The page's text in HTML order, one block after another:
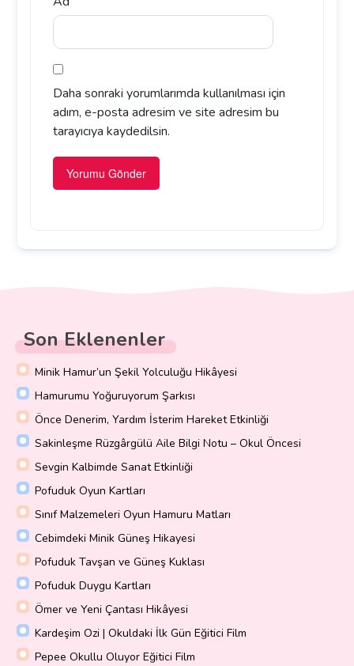
Daha sonraki yorumlarımda kullanılması için
adım, e-posta adresim ve site adresim bu
tarayıcıya kaydedilsin.
Son Eklenenler
Minik Hamur’un Şekil Yolculuğu Hikâyesi
Hamurumu Yoğuruyorum Şarkısı
Önce Denerim, Yardım İsterim Hareket Etkinliği
Sakinleşme Rüzgârgülü Aile Bilgi Notu – Okul Öncesi
Sevgin Kalbimde Sanat Etkinliği
Pofuduk Oyun Kartları
Sınıf Malzemeleri Oyun Hamuru Matları
Cebimdeki Minik Güneş Hikayesi
Pofuduk Tavşan ve Güneş Kuklası
Pofuduk Duygu Kartları
Ömer ve Yeni Çantası Hikâyesi
Kardeşim Ozi | Okuldaki İlk Gün Eğitici Film
Pepee Okullu Oluyor Eğitici Film